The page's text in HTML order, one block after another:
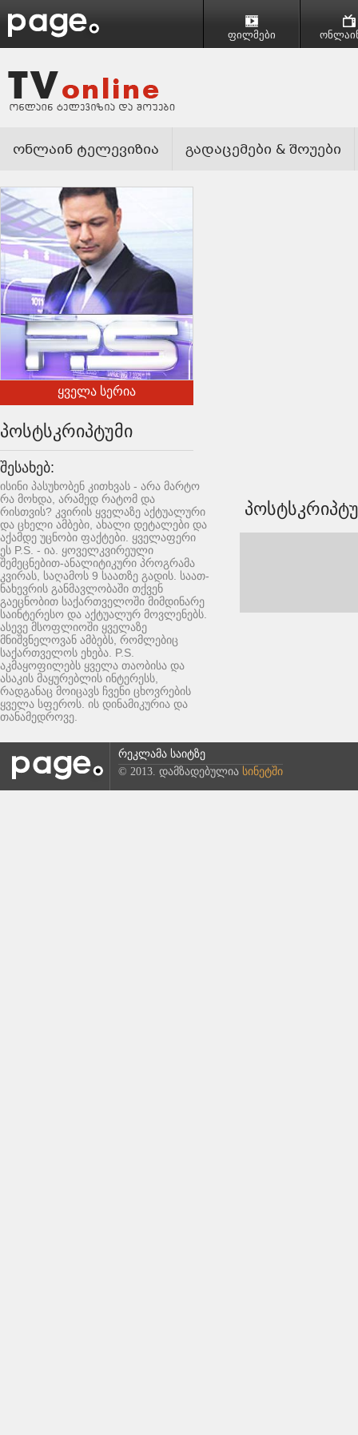
ფილმები
ონლაინ ტელევიზია გადაცემები & შოუები
ყველა სერია
პოსტსკრიპტუმი
შესახებ:
ისინი პასუხობენ კითხვას - არა მარტო
რა მოხდა, არამედ რატომ და
რისთვის? კვირის ყველაზე აქტუალური
და ცხელი ამბები, ახალი დეტალები და
აქამდე უცნობი ფაქტები. ყველაფერი
ეს P.S. - ია. ყოველკვირეული
შემეცნებით-ანალიტიკური პროგრამა
კვირას, საღამოს 9 საათზე გადის. საათ-
ნახევრის განმავლობაში თქვენ
გაეცნობით საქართველოში მიმდინარე
საინტერესო და აქტუალურ მოვლენებს.
ასევე მსოფლიოში ყველაზე
მნიშვნელოვან ამბებს, რომლებიც
საქართველოს ეხება. P.S.
აკმაყოფილებს ყველა თაობისა და
ასაკის მაყურებლის ინტერესს,
რადგანაც მოიცავს ჩვენი ცხოვრების
ყველა სფეროს. ის დინამიკურია და
თანამედროვე.
რეკლამა საიტზე
© 2013. დამზადებულია სინეტში